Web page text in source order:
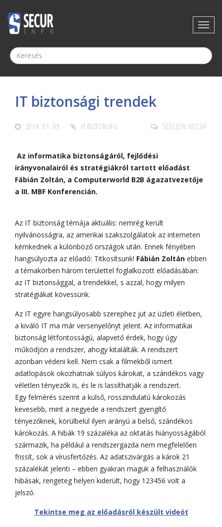
IT biztonsági trendek
2014. 01. 09. IT BIZTONSÁG SZÓLJON HOZZÁ!
Az informatika biztonságáról, fejlődési
irányvonalairól és stratégiákról tartott előadást
Fábián Zoltán, a Computerworld B2B ágazatvezetője
a III. MBF Konferencián.
Az IT biztonság témája aktuális: nemrég került
nyilvánosságra, az amerikai szakszolgálatok az interneten
kémkednek a különböző országok után. Ennek fényében
hangsúlyozta az előadó: Titkosítsunk! Fábián Zoltán ebben
a témakörben három területtel foglalkozott előadásában:
az IT biztonsággal, a trendekkel, s azzal, hogy milyen
stratégiákat kövessünk.
Az IT egyre hangsúlyosabb szerephez jut az üzleti életben,
a kiváló IT ma már versenyelőnyt jelent. Az informatikai
biztonság létfontosságú, alapvető érdek, hogy úgy
működjön a rendszer, ahogy kitalálták. A rendszert
azonban védeni kell. Nem csak a filmekből ismert
adatlopások okozhatnak súlyos károkat, a szándékos vagy
véletlen tényezők is, és le is lassíthatják a rendszert.
Egy felmérés szerint a külső, rosszindulatú károkozás
kevesebb, mint a negyede a rendszert gyengítő
tényezőknek, körülbelül ilyen arányú a belső, szándékos
károkozás. A hibák 19 százaléka az oktatás hiányosságából
származik, ha például a rendszergazda nem megfelelően
frissít, sok a vírusfertőzés. Az adatszivárgás a károk 21
százalékát jelenti – ebben gyakran maguk a felhasználók
hibásak, rengeteg helyen kiderült, hogy 123456 volt a
jelszó.
Tekintse meg az előadásról készült videót